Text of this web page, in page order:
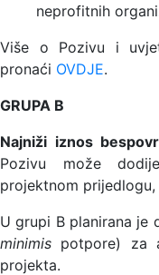
neprofitnih
Više o Pozivu i
pronaći OVDJE.
GRUPA B
Najniži iznos
Pozivu može
projektnom
U grupi B planirana je
minimis potpore) za
projekta.